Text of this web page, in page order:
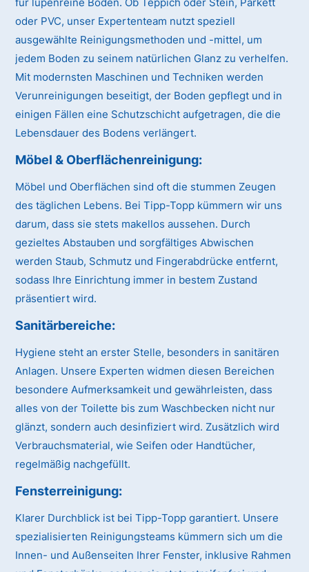
oder PVC, unser Expertenteam nutzt speziell
ausgewählte Reinigungsmethoden und -mittel, um
jedem Boden zu seinem natürlichen Glanz zu verhelfen.
Mit modernsten Maschinen und Techniken werden
Verunreinigungen beseitigt, der Boden gepflegt und in
einigen Fällen eine Schutzschicht aufgetragen, die die
Lebensdauer des Bodens verlängert.
Möbel & Oberflächenreinigung:
Möbel und Oberflächen sind oft die stummen Zeugen
des täglichen Lebens. Bei Tipp-Topp kümmern wir uns
darum, dass sie stets makellos aussehen. Durch
gezieltes Abstauben und sorgfältiges Abwischen
werden Staub, Schmutz und Fingerabdrücke entfernt,
sodass Ihre Einrichtung immer in bestem Zustand
präsentiert wird.
Sanitärbereiche:
Hygiene steht an erster Stelle, besonders in sanitären
Anlagen. Unsere Experten widmen diesen Bereichen
besondere Aufmerksamkeit und gewährleisten, dass
alles von der Toilette bis zum Waschbecken nicht nur
glänzt, sondern auch desinfiziert wird. Zusätzlich wird
Verbrauchsmaterial, wie Seifen oder Handtücher,
regelmäßig nachgefüllt.
Fensterreinigung:
Klarer Durchblick ist bei Tipp-Topp garantiert. Unsere
spezialisierten Reinigungsteams kümmern sich um die
Innen- und Außenseiten Ihrer Fenster, inklusive Rahmen